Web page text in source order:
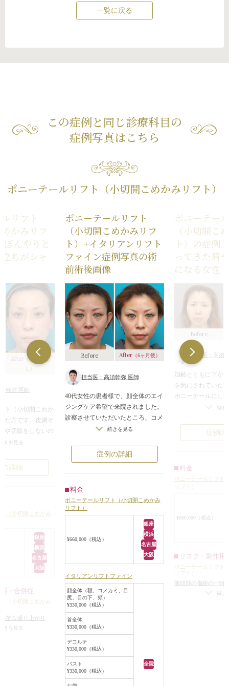
一覧に戻る
この症例と同じ診療科目の
症例写真はこちら
ポニーテールリフト（小切開こめかみリフト）
リフト
かみリフ
んやりと
ちがシャ
After （メイクな
し）
幹弥 医師
ト（小切開こめか
た方です。皮膚そ
や切除をしないの
にかけてのたるみ
こめかみリフト）
により、下がって
なりました。
きを見る
詳細
（小切開こめかみ
銀座
横浜
名古屋
大阪
・合併症
（小切開こめかみ
的な盛り上がり
はありません）
きを見る
ポニーテールリフト
（小切開こめかみリフ
ト）+イタリアンリフト
ファイン症例写真の術
前術後画像
Before After（6ヶ月後）
担当医：高須幹弥 医師
40代女性の患者様で、顔全体のエイ
ジングケア希望で来院されました。
診察させていただいたところ、コメ
カミから頬にかけて、年齢相応にた
くなっていました。
「ポニーテールなどで髪の毛をギュ
ッと縛ったときのようなハリのある
ので、ポニーテールリフト（小切開
こめかみリフト）をすることになり
ました。
また、肌の張りを出すためにイタリ
アンリフトファインも同時にするこ
術後は、ポニーテールリフト（小切
カミが上がり、目元にハリが出まし
た。
また、コメカミが上がったことによ
り、つられて頬のたるみも少し上が
りました。
イタリアンリフトファインで肌の張
りが出て引き締まり、相乗効果で更
続きを見る
症例の詳細
料金
ポニーテールリフト（小切開こめかみ
リフト）
¥660,000（税込）
銀座
横浜
名古屋
大阪
イタリアンリフトファイン
顔全体（額、コメカミ、目
尻、目の下、頬）
¥330,000（税込）
全院
首全体
¥330,000（税込）
デコルテ
¥330,000（税込）
バスト
¥330,000（税込）
ポニーテー
（小切開こ
ト）の症例
ってきた眉
になる女性
Before
担当医：高須
加齢とともに下が
を気にされていた
ポニーテールにし
リッとした目もと
かに。頬もつられ
フェイスラインも
ッと髪を引っ張っ
が、あまりやりす
ことで、ヘアスタ
続き
症例
料金
ポニーテールリフト
リフト）
¥660,000（税込）
リスク・副作用
ポニーテールリフト
リフト）
側頭部の傷跡の一時
（術後／効果に影響
続き